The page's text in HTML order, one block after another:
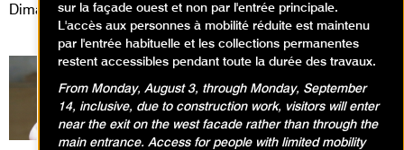
Dimanche 16 mars 2025
sur la façade ouest et non par l'entrée principale.
L'accès aux personnes à mobilité réduite est maintenu
par l'entrée habituelle et les collections permanentes
restent accessibles pendant toute la durée des travaux.
From Monday, August 3, through Monday, September
14, inclusive, due to construction work, visitors will enter
near the exit on the west facade rather than through the
main entrance. Access for people with limited mobility